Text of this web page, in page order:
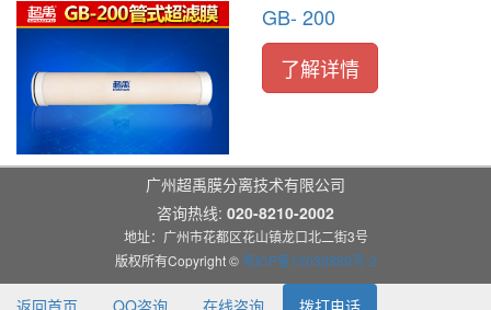
GB- 200
了解详情
返回首页 QQ咨询 在线咨询 拨打电话
广州超禹膜分离技术有限公司
咨询热线: 020-8210-2002
地址：广州市花都区花山镇龙口北二街3号
版权所有Copyright © 粤ICP备12039889号-2